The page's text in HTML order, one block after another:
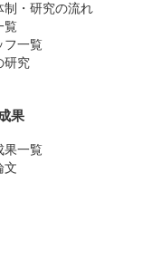
制・研究の流れ
覧
フ一覧
研究
果
果一覧
文